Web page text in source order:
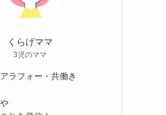
くらげママ
3児のママ
ラフォー・共働き